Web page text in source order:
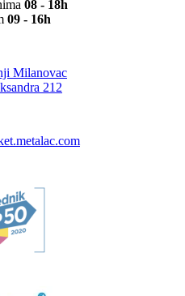
08 - 18h
09 - 16h
Milanovac
212